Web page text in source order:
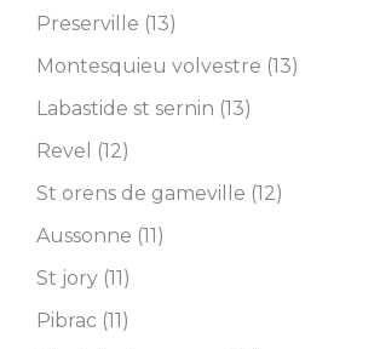
Preserville (13)
Montesquieu volvestre (13)
Labastide st sernin (13)
Revel (12)
St orens de gameville (12)
Aussonne (11)
St jory (11)
Pibrac (11)